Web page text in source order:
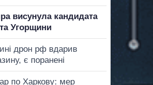
висунула кандидата
Угорщини
дрон рф вдарив
є поранені
по Харкову: мер